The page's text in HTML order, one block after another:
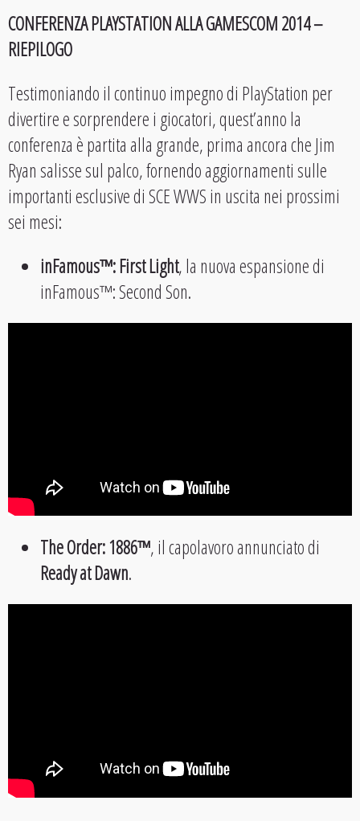
CONFERENZA PLAYSTATION ALLA GAMESCOM 2014 –
RIEPILOGO
Testimoniando il continuo impegno di PlayStation per
divertire e sorprendere i giocatori, quest’anno la
conferenza è partita alla grande, prima ancora che Jim
Ryan salisse sul palco, fornendo aggiornamenti sulle
importanti esclusive di SCE WWS in uscita nei prossimi
sei mesi:
inFamous™: First Light, la nuova espansione di
inFamous™: Second Son.
The Order: 1886™, il capolavoro annunciato di
Ready at Dawn.